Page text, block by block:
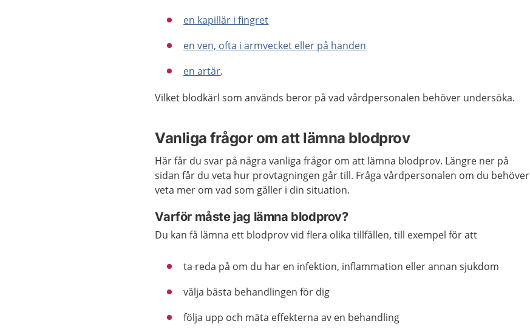
en kapillär ­i fingret
en ven, ofta i armvecket eller på handen
en artär.
Vilket blodkärl som används beror på vad vårdpersonalen behöver undersöka.
Vanliga frågor om att lämna blodprov
Här får du svar på några vanliga frågor om att lämna blodprov. Längre ner på
sidan får du veta hur provtagningen går till. Fråga vårdpersonalen om du behöver
veta mer om vad som gäller i din situation.
Varför måste jag lämna blodprov?
Du kan få lämna ett blodprov vid flera olika tillfällen, till exempel för att
ta reda på om du har en infektion, inflammation eller annan sjukdom
välja bästa behandlingen för dig
följa upp och mäta effekterna av en behandling